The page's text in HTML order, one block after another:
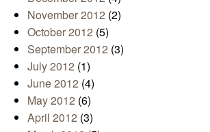
November 2012 (2)
October 2012 (5)
September 2012 (3)
July 2012 (1)
June 2012 (4)
May 2012 (6)
April 2012 (3)